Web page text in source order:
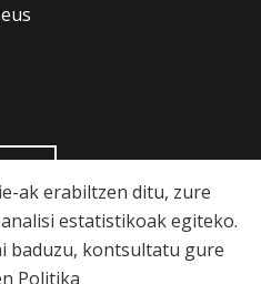
ak erabiltzen ditu, zure
estatistikoak egiteko.
baduzu, kontsultatu gure
Politika